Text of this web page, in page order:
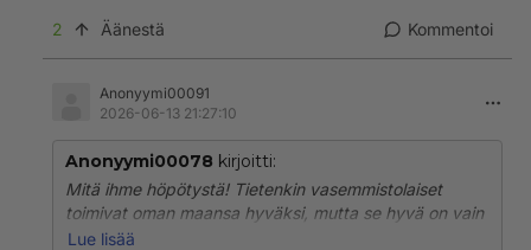
2 Äänestä Kommentoi
Anonyymi00091
2026-06-13 21:27:10
Anonyymi00078 kirjoitti:
Mitä ihme höpötystä! Tietenkin vasemmistolaiset
toimivat oman maansa hyväksi, mutta se hyvä on vain
eri asia kuin äärioikeistolaisten fasistien.
Lue lisää